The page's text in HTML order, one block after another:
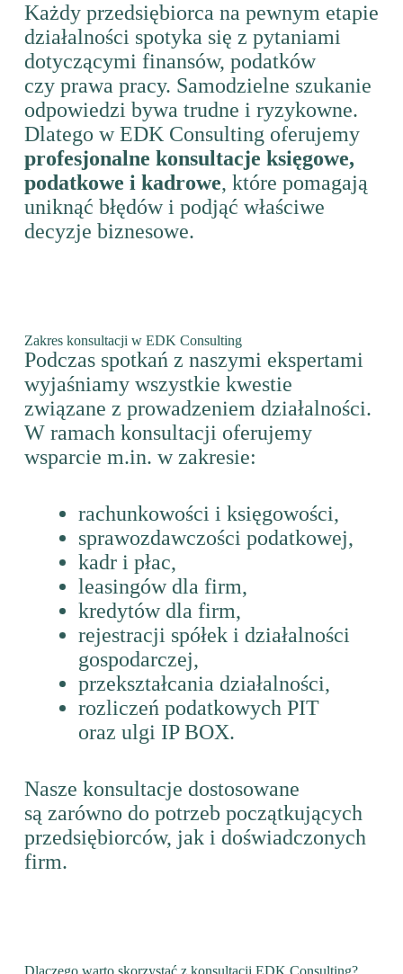
Każdy przedsiębiorca na pewnym etapie
działalności spotyka się z pytaniami
dotyczącymi finansów, podatków
czy prawa pracy. Samodzielne szukanie
odpowiedzi bywa trudne i ryzykowne.
Dlatego w EDK Consulting oferujemy
profesjonalne konsultacje księgowe,
podatkowe i kadrowe, które pomagają
uniknąć błędów i podjąć właściwe
decyzje biznesowe.
Zakres konsultacji w EDK Consulting
Podczas spotkań z naszymi ekspertami
wyjaśniamy wszystkie kwestie
związane z prowadzeniem działalności.
W ramach konsultacji oferujemy
wsparcie m.in. w zakresie:
rachunkowości i księgowości,
sprawozdawczości podatkowej,
kadr i płac,
leasingów dla firm,
kredytów dla firm,
rejestracji spółek i działalności
gospodarczej,
przekształcania działalności,
rozliczeń podatkowych PIT
oraz ulgi IP BOX.
Nasze konsultacje dostosowane
są zarówno do potrzeb początkujących
przedsiębiorców, jak i doświadczonych
firm.